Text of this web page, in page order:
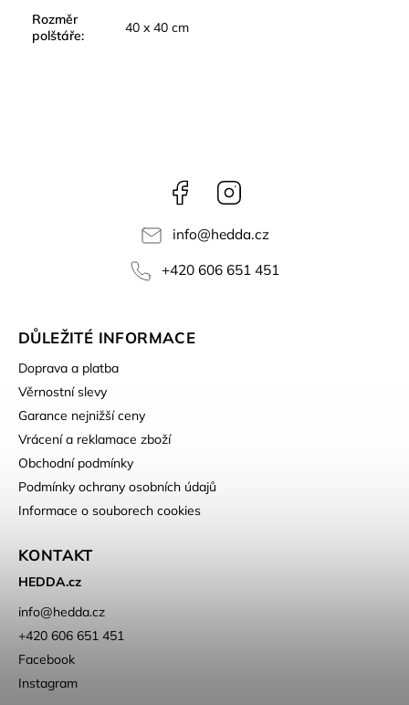
Rozměr
polštáře: 40 x 40 cm
Facebook
info@hedda.cz
+420 606 651 451
DŮLEŽITÉ INFORMACE
Doprava a platba
Věrnostní slevy
Garance nejnižší ceny
Vrácení a reklamace zboží
Obchodní podmínky
Podmínky ochrany osobních údajů
Informace o souborech cookies
KONTAKT
HEDDA.cz
info@hedda.cz
+420 606 651 451
Facebook
Instagram